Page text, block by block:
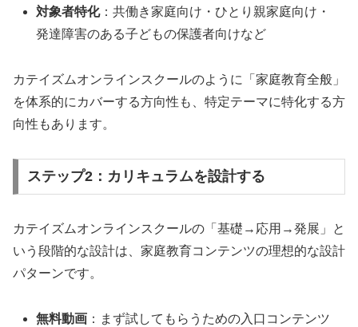
対象者特化：共働き家庭向け・ひとり親家庭向け・
発達障害のある子どもの保護者向けなど
カテイズムオンラインスクールのように「家庭教育全般」
を体系的にカバーする方向性も、特定テーマに特化する方
向性もあります。
ステップ2：カリキュラムを設計する
カテイズムオンラインスクールの「基礎→応用→発展」と
いう段階的な設計は、家庭教育コンテンツの理想的な設計
パターンです。
無料動画 ：まず試してもらうための入口コンテンツ